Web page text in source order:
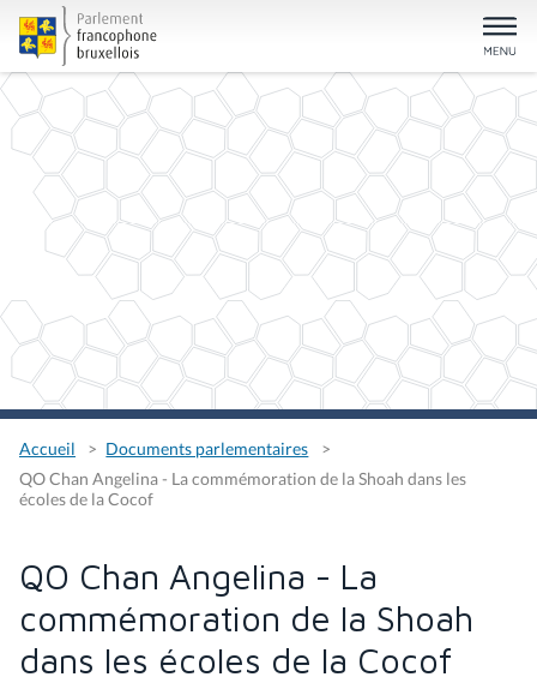
Accueil
Documents parlementaires
QO Chan Angelina - La commémoration de la Shoah dans les
écoles de la Cocof
QO Chan Angelina - La
commémoration de la Shoah
dans les écoles de la Cocof